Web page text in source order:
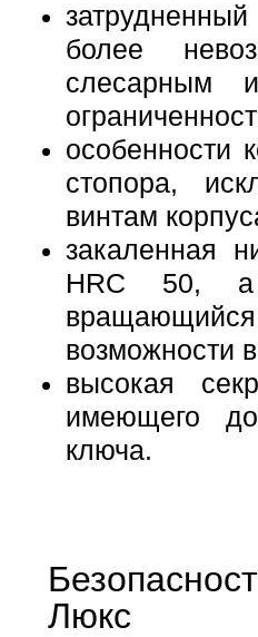
более
слесарным
особенности
стопора,
винтам
закаленная
HRC 50, а
возможности
высокая
имеющего
ключа.
Люкс